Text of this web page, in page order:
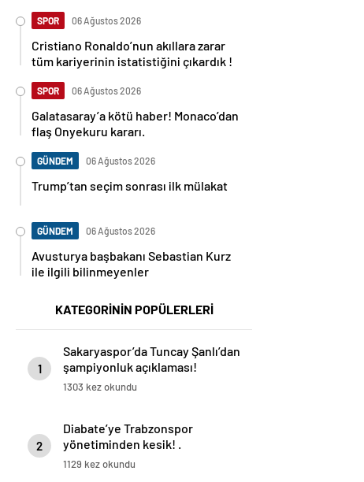
SPOR 06 Ağustos 2026
Cristiano Ronaldo’nun akıllara zarar
tüm kariyerinin istatistiğini çıkardık !
SPOR 06 Ağustos 2026
Galatasaray’a kötü haber! Monaco’dan
flaş Onyekuru kararı.
GÜNDEM 06 Ağustos 2026
Trump’tan seçim sonrası ilk mülakat
GÜNDEM 06 Ağustos 2026
Avusturya başbakanı Sebastian Kurz
ile ilgili bilinmeyenler
KATEGORİNİN POPÜLERLERİ
1
Sakaryaspor’da Tuncay Şanlı’dan
şampiyonluk açıklaması!
1303 kez okundu
2
Diabate’ye Trabzonspor
yönetiminden kesik! .
1129 kez okundu